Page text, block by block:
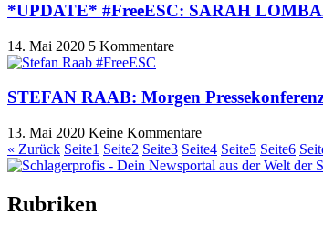
*UPDATE* #FreeESC: SARAH
14. Mai 2020 5 Kommentare
STEFAN RAAB: Morgen
13. Mai 2020 Keine Kommentare
« Zurück Seite1 Seite2 Seite3 Seite4 Seite5 Seite6
Rubriken